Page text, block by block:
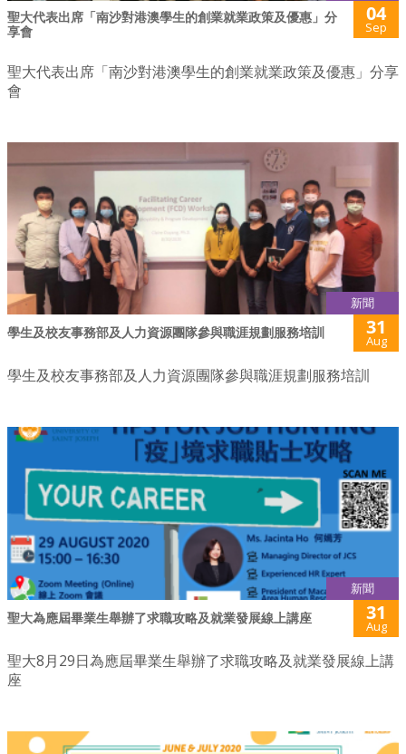
聖大代表出席「南沙對港澳學生的創業就業政策及優惠」分
享會
04
Sep
聖大代表出席「南沙對港澳學生的創業就業政策及優惠」分享
會
新聞
學生及校友事務部及人力資源團隊參與職涯規劃服務培訓 31
Aug
學生及校友事務部及人力資源團隊參與職涯規劃服務培訓
新聞
聖大為應屆畢業生舉辦了求職攻略及就業發展線上講座 31
Aug
聖大8月29日為應屆畢業生舉辦了求職攻略及就業發展線上講
座